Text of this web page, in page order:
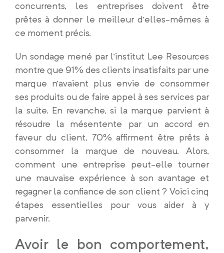
concurrents, les entreprises doivent être
prêtes à donner le meilleur d’elles-mêmes à
ce moment précis.
Un sondage mené par l’institut Lee Resources
montre que 91% des clients insatisfaits par une
marque n’avaient plus envie de consommer
ses produits ou de faire appel à ses services par
la suite. En revanche, si la marque parvient à
résoudre la mésentente par un accord en
faveur du client, 70% affirment être prêts à
consommer la marque de nouveau. Alors,
comment une entreprise peut-elle tourner
une mauvaise expérience à son avantage et
regagner la confiance de son client ? Voici cinq
étapes essentielles pour vous aider à y
parvenir.
Avoir le bon comportement,